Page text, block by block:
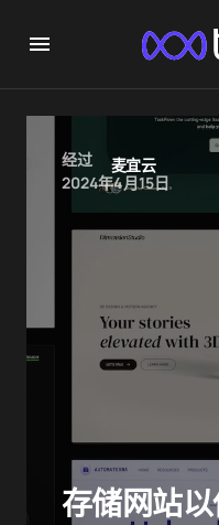
经过
麦宜云
2024年4月15日
存储网站